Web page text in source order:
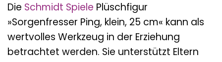
Die Schmidt Spiele Plüschfigur
»Sorgenfresser Ping, klein, 25 cm« kann als
wertvolles Werkzeug in der Erziehung
betrachtet werden. Sie unterstützt Eltern